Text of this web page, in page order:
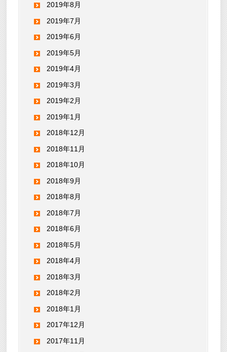
2019年8月
2019年7月
2019年6月
2019年5月
2019年4月
2019年3月
2019年2月
2019年1月
2018年12月
2018年11月
2018年10月
2018年9月
2018年8月
2018年7月
2018年6月
2018年5月
2018年4月
2018年3月
2018年2月
2018年1月
2017年12月
2017年11月